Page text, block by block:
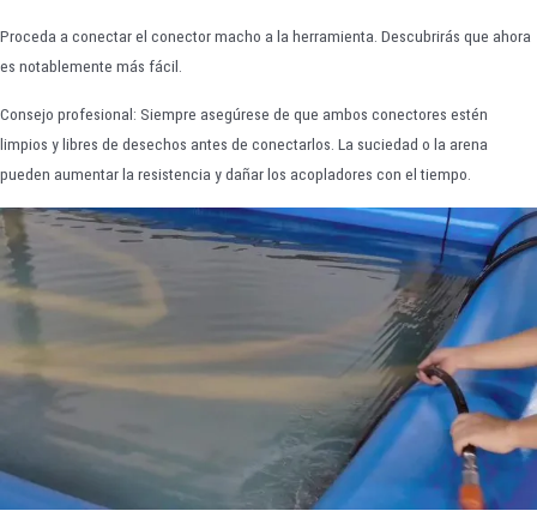
Proceda a conectar el conector macho a la herramienta. Descubrirás que ahora
es notablemente más fácil.
Consejo profesional: Siempre asegúrese de que ambos conectores estén
limpios y libres de desechos antes de conectarlos. La suciedad o la arena
pueden aumentar la resistencia y dañar los acopladores con el tiempo.